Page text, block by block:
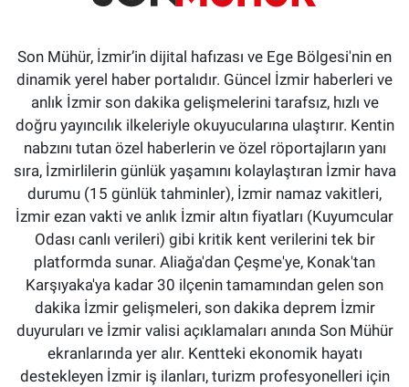
Son Mühür, İzmir’in dijital hafızası ve Ege Bölgesi'nin en
dinamik yerel haber portalıdır. Güncel İzmir haberleri ve
anlık İzmir son dakika gelişmelerini tarafsız, hızlı ve
doğru yayıncılık ilkeleriyle okuyucularına ulaştırır. Kentin
nabzını tutan özel haberlerin ve özel röportajların yanı
sıra, İzmirlilerin günlük yaşamını kolaylaştıran İzmir hava
durumu (15 günlük tahminler), İzmir namaz vakitleri,
İzmir ezan vakti ve anlık İzmir altın fiyatları (Kuyumcular
Odası canlı verileri) gibi kritik kent verilerini tek bir
platformda sunar. Aliağa'dan Çeşme'ye, Konak'tan
Karşıyaka'ya kadar 30 ilçenin tamamından gelen son
dakika İzmir gelişmeleri, son dakika deprem İzmir
duyuruları ve İzmir valisi açıklamaları anında Son Mühür
ekranlarında yer alır. Kentteki ekonomik hayatı
destekleyen İzmir iş ilanları, turizm profesyonelleri için